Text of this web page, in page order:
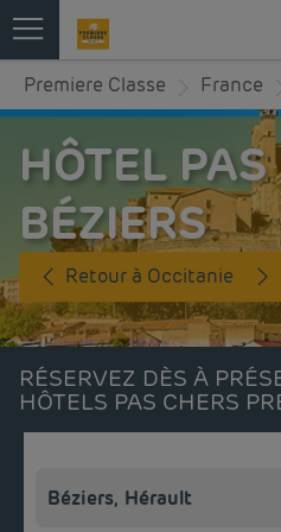
Premiere Classe France
HÔTEL
BÉZIERS
Retour à Occitanie
RÉSERVEZ DÈS À
HÔTELS PAS CHERS